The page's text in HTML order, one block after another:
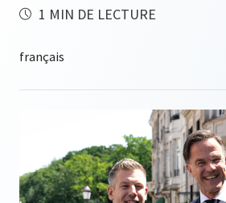
1 MIN DE LECTURE